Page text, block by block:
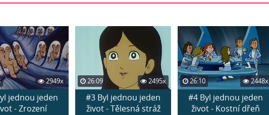
2949x
jednou jeden
- Zrození
26:09 2495x
#3 Byl jednou jeden
život - Tělesná stráž
26:10 2448x
#4 Byl jednou jeden
život - Kostní dřeň